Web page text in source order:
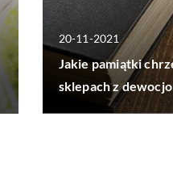
20-11-2021
Jakie pamiątki
sklepach z